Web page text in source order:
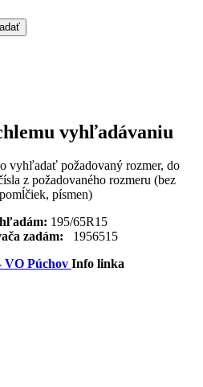
vyhľadávaniu
vyhľadať požadovaný rozmer, do
z požadovaného rozmeru (bez
písmen)
195/65R15
zadám: 1956515
VO Púchov Info linka